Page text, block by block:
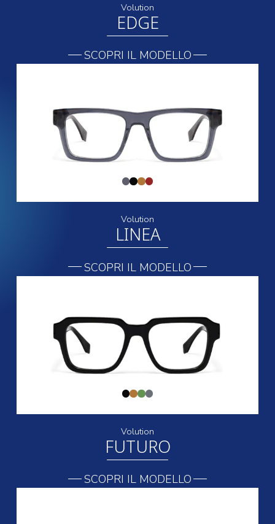
Volution
EDGE
SCOPRI IL MODELLO
Volution
LINEA
SCOPRI IL MODELLO
Volution
FUTURO
SCOPRI IL MODELLO